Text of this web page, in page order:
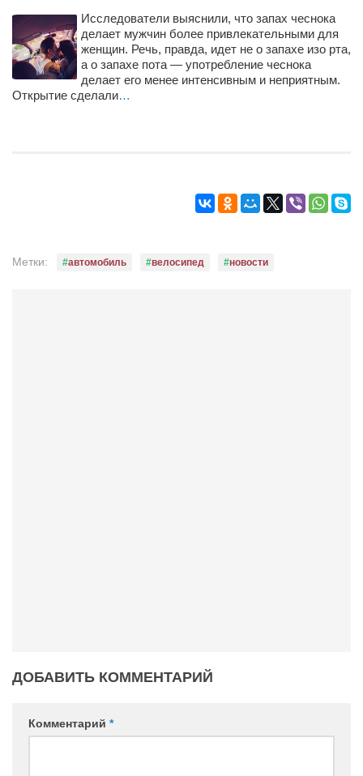
Режиссёры
Художники
Надія Белокур
Анна Гидора
Афиша Сумы
Исследователи выяснили, что запах чеснока
делает мужчин более привлекательными для
женщин. Речь, правда, идет не о запахе изо рта,
а о запахе пота — употребление чеснока
делает его менее интенсивным и неприятным.
Открытие сделали…
Метки: автомобиль велосипед новости
ДОБАВИТЬ КОММЕНТАРИЙ
Комментарий *